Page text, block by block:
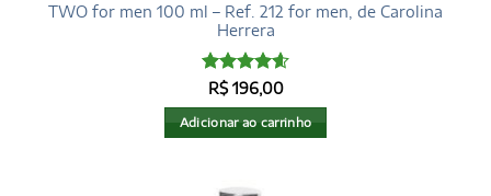
TWO for men 100 ml – Ref. 212 for men, de Carolina
Herrera
Avaliação
4.6de 5
R$196,00
Adicionar ao carrinho